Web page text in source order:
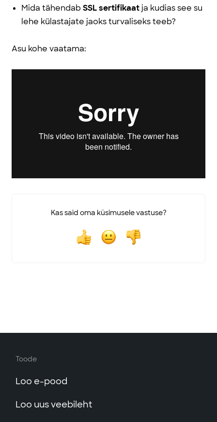
Mida tähendab SSL sertifikaatja kudias see su
lehe külastajate jaoks turvaliseks teeb?
Asu kohe vaatama:
Kas said oma küsimusele vastuse?
Toode
Loo e-pood
Loo uus veebileht